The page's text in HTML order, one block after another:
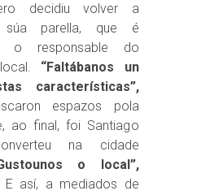
decidiu volver a
súa parella, que é
o responsable do
“Faltábanos un
características”,
espazos pola
ao final, foi Santiago
na cidade
o local”,
E así, a mediados de